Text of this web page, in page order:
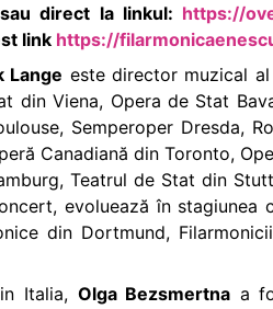
sau direct la linkul: https://
link https://
Lange este director muzical al
din Viena, Opera de Stat
Semperoper Dresda,
Canadiană din Toronto,
Teatrul de Stat din
evoluează în
din Dortmund,
Italia, Olga Bezsmertna a